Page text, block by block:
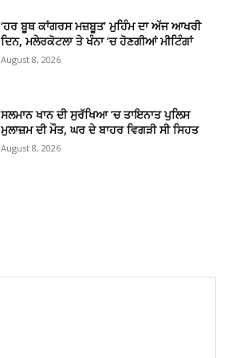
‘ਹਰ ਬੂਥ ਕਾਂਗਰਸ ਮਜ਼ਬੂਤ’ ਮੁਹਿੰਮ ਦਾ ਅੱਜ ਆਖਰੀ
ਦਿਨ, ਮਲੇਰਕੋਟਲਾ ਤੇ ਖੰਨਾ ’ਚ ਹੋਣਗੀਆਂ ਮੀਟਿੰਗਾਂ
August 8, 2026
ਸਲਮਾਨ ਖਾਨ ਦੀ ਸੁਰੱਖਿਆ ’ਚ ਤਾਇਨਾਤ ਪੁਲਿਸ
ਮੁਲਾਜ਼ਮ ਦੀ ਮੌਤ, ਘਰ ਦੇ ਬਾਹਰ ਵਿਗੜੀ ਸੀ ਸਿਹਤ
August 8, 2026